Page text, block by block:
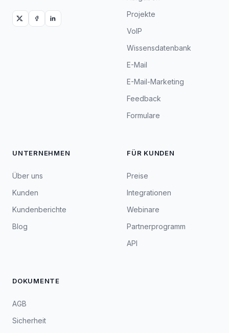
Projekte
VoIP
Wissensdatenbank
E-Mail
E-Mail-Marketing
Feedback
Formulare
UNTERNEHMEN
Über uns
Kunden
Kundenberichte
Blog
FÜR KUNDEN
Preise
Integrationen
Webinare
Partnerprogramm
API
DOKUMENTE
AGB
Sicherheit